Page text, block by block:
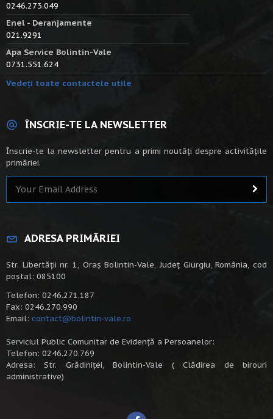
0246.273.049
Enel - Deranjamente
021.9291
Apa Service Bolintin-Vale
0731.551.624
Vedeți toate contactele utile
ÎNSCRIE-TE LA NEWSLETTER
Înscrie-te la newsletter pentru a primi noutăți despre activitățile
primăriei.
ADRESA PRIMĂRIEI
Str. Libertății nr. 1, Oraș Bolintin-Vale, Județ Giurgiu, România, cod
poștal: 085100
Telefon: 0246.271.187
Fax: 0246.270.990
Email: contact@bolintin-vale.ro
Serviciul Public Comunitar de Evidență a Persoanelor:
Telefon: 0246.270.769
Adresa: Str. Grădiniței, Bolintin-Vale ( Clădirea de birouri
administrative)